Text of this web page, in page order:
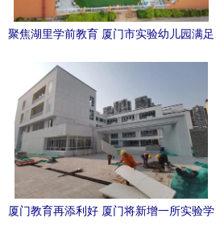
聚焦湖里学前教育 厦门市实验幼儿园满足
厦门教育再添利好 厦门将新增一所实验学